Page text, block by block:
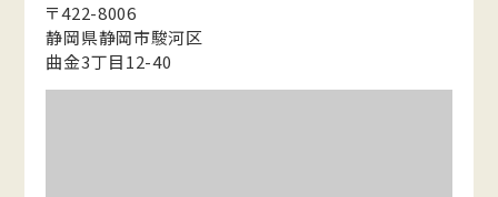
〒422-8006
静岡県静岡市駿河区
曲金3丁目12-40